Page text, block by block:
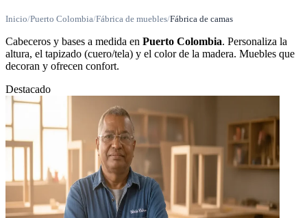
Inicio/Puerto Colombia/Fábrica de muebles/Fábrica de camas
Cabeceros y bases a medida en Puerto Colombia. Personaliza la
altura, el tapizado (cuero/tela) y el color de la madera. Muebles que
decoran y ofrecen confort.
Destacado